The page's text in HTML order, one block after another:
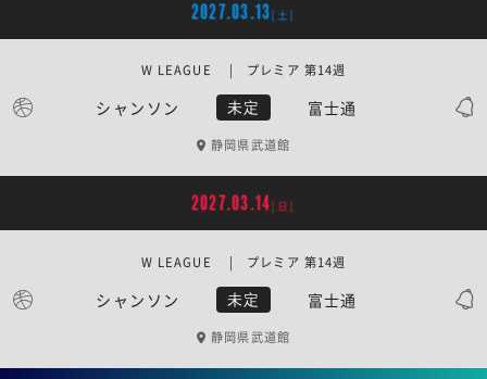
2027.03.13[土]
シャンソン 未定 富士通
W LEAGUE | プレミア 第14週
静岡県武道館
2027.03.14[日]
シャンソン 未定 富士通
W LEAGUE | プレミア 第14週
静岡県武道館